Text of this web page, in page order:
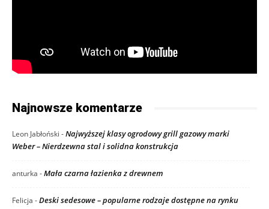
Najnowsze komentarze
Leon Jabłoński -Najwyższej klasy ogrodowy grill gazowy marki
Weber – Nierdzewna stal i solidna konstrukcja
anturka -Mała czarna łazienka z drewnem
Felicja -Deski sedesowe – popularne rodzaje dostępne na rynku